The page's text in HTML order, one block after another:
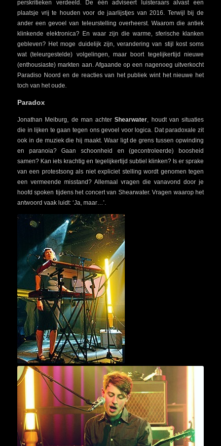
perskritieken verdeeld. De één adviseert luisteraars alvast een
plaatsje vrij te houden voor de jaarlijstjes van 2016. Terwijl bij de
ander een gevoel van teleurstelling overheerst. Waarom die antiek
klinkende elektronica? En waar zijn die warme, sferische klanken
gebleven? Het moge duidelijk zijn, verandering van stijl kost soms
wat (teleurgestelde) volgelingen, maar boort tegelijkertijd nieuwe
(enthousiaste) markten aan. Afgaande op een nagenoeg uitverkocht
Paradiso Noord en de reacties van het publiek wint het nieuwe het
toch van het oude.
Paradox
Jonathan Meiburg, de man achterShearwater , houdt van situaties
die in lijken te gaan tegen ons gevoel voor logica. Dat paradoxale zit
ook in de muziek die hij maakt. Waar ligt de grens tussen opwinding
en paranoia? Gaan schoonheid en (gecontroleerde) boosheid
samen? Kan iets krachtig en tegelijkertijd subtiel klinken? Is er sprake
van een protestsong als niet expliciet stelling wordt genomen tegen
een vermeende misstand? Allemaal vragen die vanavond door je
hoofd spoken tijdens het concert van Shearwater. Vragen waarop het
antwoord vaak luidt: ‘Ja, maar…’.